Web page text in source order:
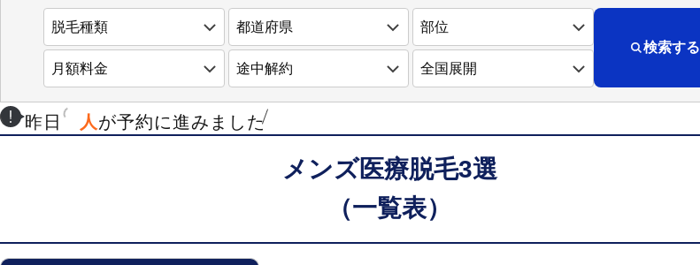
検索する
昨日 人 が予約に進みました
メンズ医療脱毛3選
（一覧表）